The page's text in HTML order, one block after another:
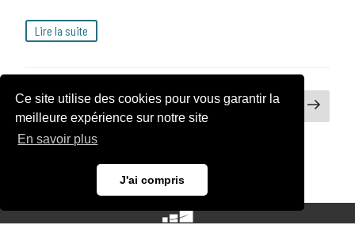
Ce site utilise des cookies pour vous garantir la
meilleure expérience sur notre site
En savoir plus
J'ai compris
Lire la suite
Navigation
des
articles
Page
précédente
Page2
Page